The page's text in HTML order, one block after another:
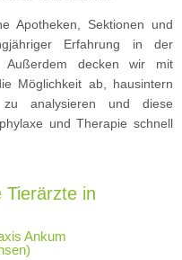
Apotheken, Sektionen und
Erfahrung in der
Außerdem decken wir mit
Möglichkeit ab, hausintern
analysieren und diese
und Therapie schnell
Tierärzte in
Ankum